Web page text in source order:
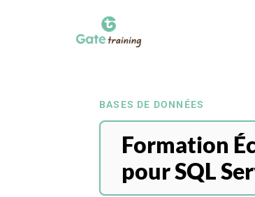
BASES DE DONNÉES
Formation
pour SQL